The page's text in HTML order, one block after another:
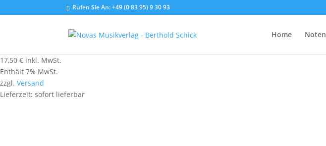
Rufen Sie An:+49 (0 83 95) 9 30 93
Home Noten
17,50 € inkl. MwSt.
Enthält 7% MwSt.
zzgl. Versand
Lieferzeit: sofort lieferbar